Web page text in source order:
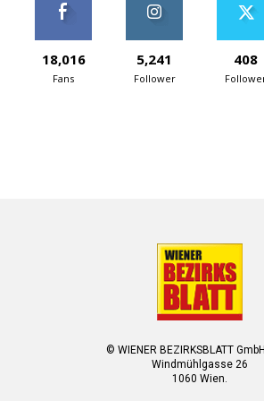
18,016
Fans
5,241
Follower
408
© WIENER BEZIRKSBLATT
Windmühlgasse 26
1060 Wien.